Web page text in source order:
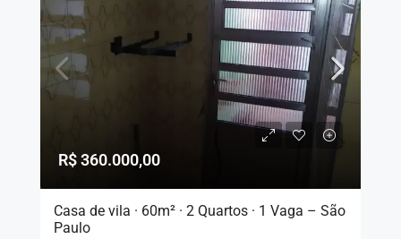
R$ 360.000,00
Casa de vila · 60m² · 2 Quartos · 1 Vaga – São
Paulo